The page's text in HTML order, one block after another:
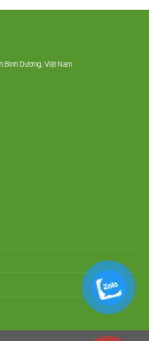
Bình Dương, Việt Nam